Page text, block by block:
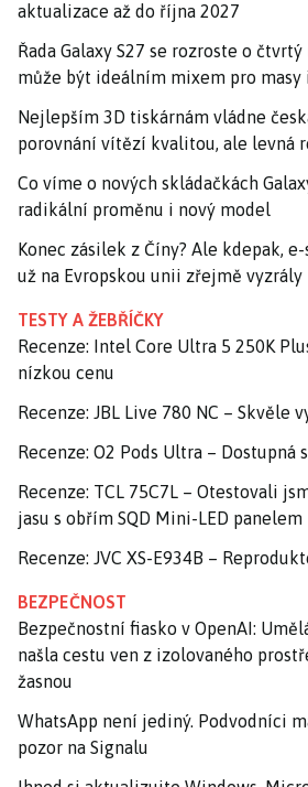
aktualizace až do října 2027
Řada Galaxy S27 se rozroste o
může být ideálním mixem pro
Nejlepším 3D tiskárnám vládne
porovnání vítězí kvalitou, ale levná
Co víme o nových skládačkách
radikální proměnu i nový model
Konec zásilek z Číny? Ale kdepak,
už na Evropskou unii zřejmě vyzrály
TESTY A ŽEBŘÍČKY
Recenze: Intel Core Ultra 5 250K
nízkou cenu
Recenze: JBL Live 780 NC – Skvěle
Recenze: O2 Pods Ultra – Dostupná
Recenze: TCL 75C7L – Otestovali
jasu s obřím SQD Mini-LED panelem
Recenze: JVC XS-E934B –
BEZPEČNOST
Bezpečnostní fiasko v OpenAI:
našla cestu ven z izolovaného
žasnou
WhatsApp není jediný. Podvodníci
pozor na Signalu